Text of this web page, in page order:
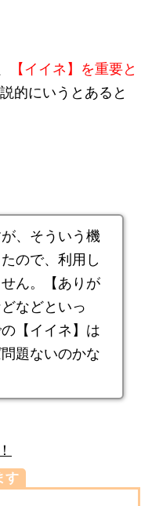
【イイネ】を重要と
的にいうとあると
、そういう機
ので、利用し
ん。【ありが
などといっ
【イイネ】は
題ないのかな
す